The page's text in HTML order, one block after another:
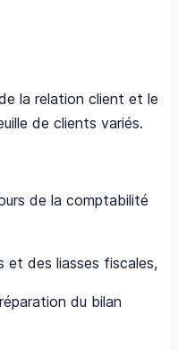
la relation client et le
de clients variés.
de la comptabilité
et des liasses fiscales,
du bilan